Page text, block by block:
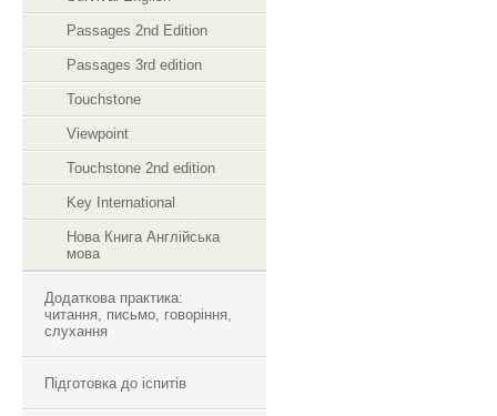
Passages 2nd Edition
Passages 3rd edition
Touchstone
Viewpoint
Touchstone 2nd edition
Key International
Нова Книга Англійська
мова
Додаткова практика:
читання, письмо, говоріння,
слухання
Підготовка до іспитів